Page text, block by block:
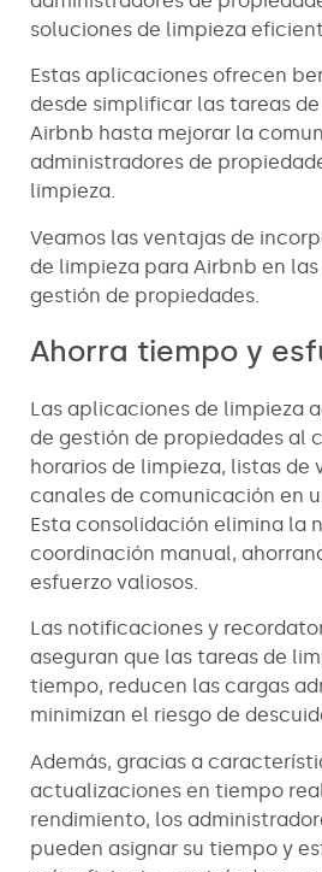
soluciones de limpieza
Estas aplicaciones ofrecen
desde simplificar las tareas
Airbnb hasta mejorar la
administradores de
limpieza.
Veamos las ventajas de
de limpieza para Airbnb en
gestión de propiedades.
Ahorra tiempo y
Las aplicaciones de limpieza
de gestión de propiedades al
horarios de limpieza, listas de
canales de comunicación en
Esta consolidación elimina la
coordinación manual,
esfuerzo valiosos.
Las notificaciones y
aseguran que las tareas de
tiempo, reducen las cargas
minimizan el riesgo de
Además, gracias a
actualizaciones en tiempo
rendimiento, los
pueden asignar su tiempo y